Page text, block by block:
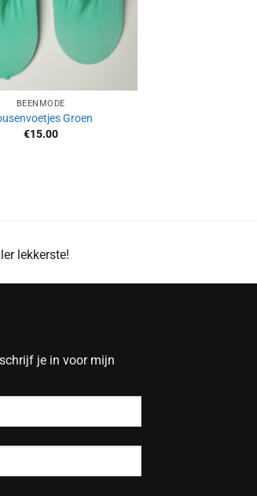
BEENMODE
Groen
€15.00
lekkerste!
je in voor mijn